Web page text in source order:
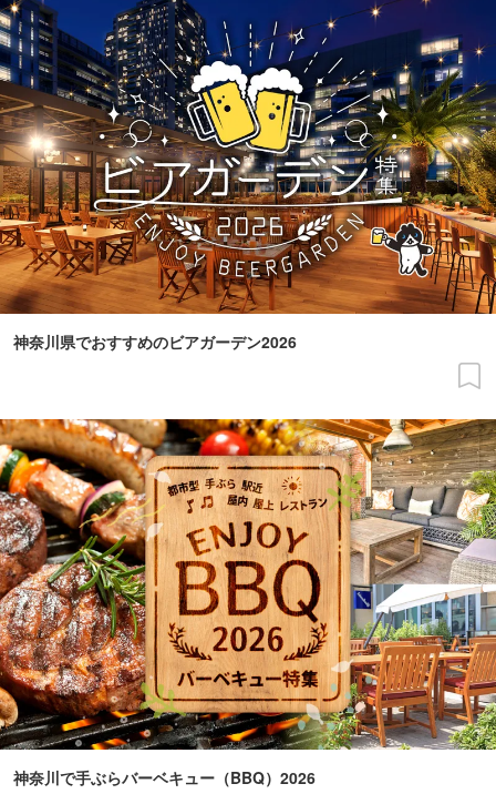
神奈川県でおすすめのビアガーデン2026
神奈川で手ぶらバーベキュー（BBQ）2026